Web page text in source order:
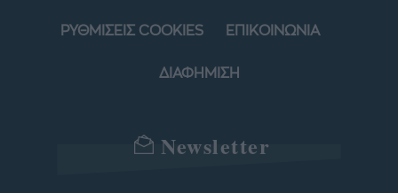
ΡΥΘΜΙΣΕΙΣ COOKIES ΕΠΙΚΟΙΝΩΝΙΑ
ΔΙΑΦΗΜΙΣΗ
Newsletter